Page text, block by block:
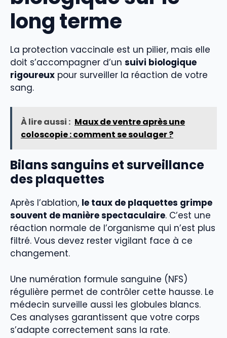
long terme
La protection vaccinale est un pilier, mais elle
doit s’accompagner d’un suivi biologique
rigoureux pour surveiller la réaction de votre
sang.
À lire aussi : Maux de ventre après une
coloscopie : comment se soulager ?
Bilans sanguins et surveillance
des plaquettes
Après l’ablation, le taux de plaquettes grimpe
souvent de manière spectaculaire. C’est une
réaction normale de l’organisme qui n’est plus
filtré. Vous devez rester vigilant face à ce
changement.
Une numération formule sanguine (NFS)
régulière permet de contrôler cette hausse. Le
médecin surveille aussi les globules blancs.
Ces analyses garantissent que votre corps
s’adapte correctement sans la rate.